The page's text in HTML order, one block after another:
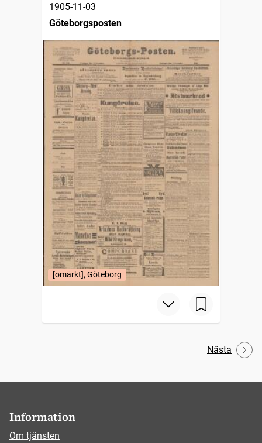
1905-11-03
Göteborgsposten
[omärkt], Göteborg
Nästa
Information
Om tjänsten